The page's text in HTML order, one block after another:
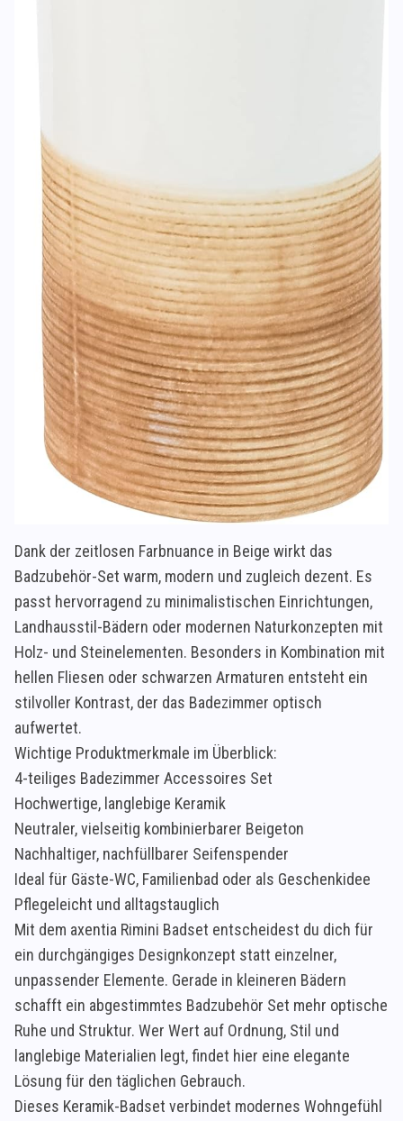
Dank der zeitlosen Farbnuance in Beige wirkt das
Badzubehör-Set warm, modern und zugleich dezent. Es
passt hervorragend zu minimalistischen Einrichtungen,
Landhausstil-Bädern oder modernen Naturkonzepten mit
Holz- und Steinelementen. Besonders in Kombination mit
hellen Fliesen oder schwarzen Armaturen entsteht ein
stilvoller Kontrast, der das Badezimmer optisch
aufwertet.
Wichtige Produktmerkmale im Überblick:
4-teiliges Badezimmer Accessoires Set
Hochwertige, langlebige Keramik
Neutraler, vielseitig kombinierbarer Beigeton
Nachhaltiger, nachfüllbarer Seifenspender
Ideal für Gäste-WC, Familienbad oder als Geschenkidee
Pflegeleicht und alltagstauglich
Mit dem axentia Rimini Badset entscheidest du dich für
ein durchgängiges Designkonzept statt einzelner,
unpassender Elemente. Gerade in kleineren Bädern
schafft ein abgestimmtes Badzubehör Set mehr optische
Ruhe und Struktur. Wer Wert auf Ordnung, Stil und
langlebige Materialien legt, findet hier eine elegante
Lösung für den täglichen Gebrauch.
Dieses Keramik-Badset verbindet modernes Wohngefühl